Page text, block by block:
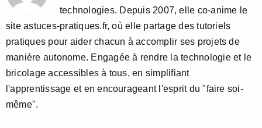
technologies. Depuis 2007, elle co-anime le
site astuces-pratiques.fr, où elle partage des tutoriels
pratiques pour aider chacun à accomplir ses projets de
manière autonome. Engagée à rendre la technologie et le
bricolage accessibles à tous, en simplifiant
l'apprentissage et en encourageant l'esprit du "faire soi-
même".